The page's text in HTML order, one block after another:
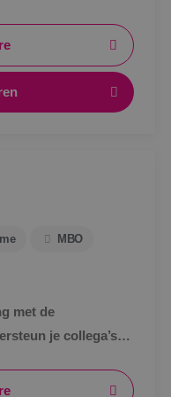
MBO
met de
je collega’s
voor